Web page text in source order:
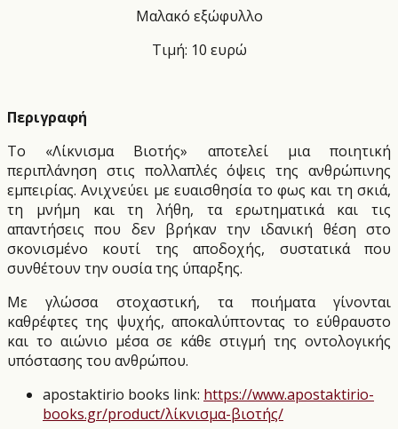
Μαλακό εξώφυλλο
Τιμή: 10 ευρώ
Περιγραφή
Το «Λίκνισμα Βιοτής» αποτελεί μια ποιητική
περιπλάνηση στις πολλαπλές όψεις της ανθρώπινης
εμπειρίας. Ανιχνεύει με ευαισθησία το φως και τη σκιά,
τη μνήμη και τη λήθη, τα ερωτηματικά και τις
απαντήσεις που δεν βρήκαν την ιδανική θέση στο
σκονισμένο κουτί της αποδοχής, συστατικά που
συνθέτουν την ουσία της ύπαρξης.
Με γλώσσα στοχαστική, τα ποιήματα γίνονται
καθρέφτες της ψυχής, αποκαλύπτοντας το εύθραυστο
και το αιώνιο μέσα σε κάθε στιγμή της οντολογικής
υπόστασης του ανθρώπου.
apostaktirio books link: https://www.apostaktirio-
books.gr/product/λίκνισμα-βιοτής/